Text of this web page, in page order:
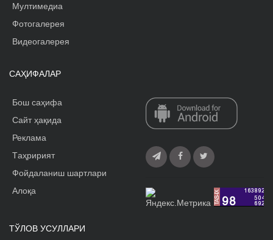
Мултимедиа
Фотогалерея
Видеогалерея
САҲИФАЛАР
Бош саҳифа
Сайт ҳақида
Реклама
Tаҳририят
Фойдаланиш шартлари
Алоқа
ТЎЛОВ УСУЛЛАРИ